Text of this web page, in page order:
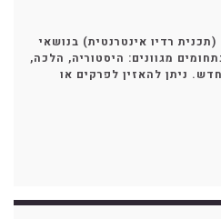
רדיו אינטרנטית) בנושאי
מגוונים: היסטוריה, הלכה,
ניתן להאזין לפרקים או